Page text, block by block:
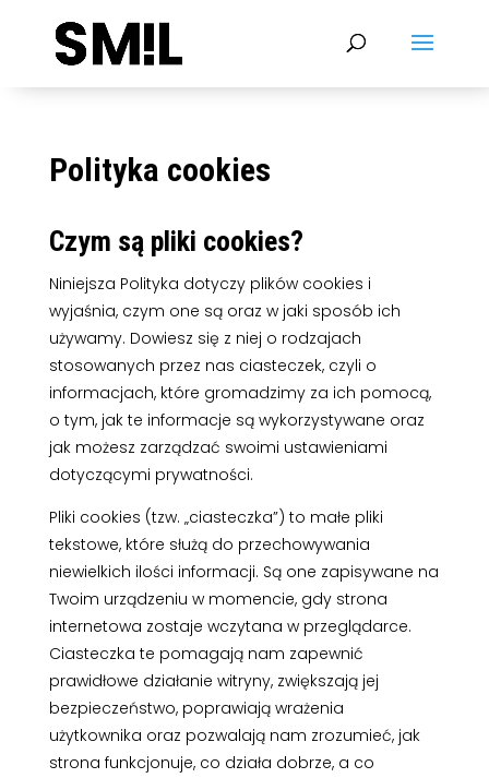
Polityka cookies
Czym są pliki cookies?
Niniejsza Polityka dotyczy plików cookies i
wyjaśnia, czym one są oraz w jaki sposób ich
używamy. Dowiesz się z niej o rodzajach
stosowanych przez nas ciasteczek, czyli o
informacjach, które gromadzimy za ich pomocą,
o tym, jak te informacje są wykorzystywane oraz
jak możesz zarządzać swoimi ustawieniami
dotyczącymi prywatności.
Pliki cookies (tzw. „ciasteczka”) to małe pliki
tekstowe, które służą do przechowywania
niewielkich ilości informacji. Są one zapisywane na
Twoim urządzeniu w momencie, gdy strona
internetowa zostaje wczytana w przeglądarce.
Ciasteczka te pomagają nam zapewnić
prawidłowe działanie witryny, zwiększają jej
bezpieczeństwo, poprawiają wrażenia
użytkownika oraz pozwalają nam zrozumieć, jak
strona funkcjonuje, co działa dobrze, a co